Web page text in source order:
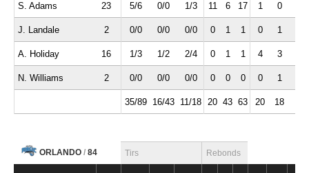
S. Adams 23 5/6 0/0 1/3 11 6 17 1 0
J. Landale 2 0/0 0/0 0/0 0 1 1 0 1
A. Holiday 16 1/3 1/2 2/4 0 1 1 4 3
N. Williams 2 0/0 0/0 0/0 0 0 0 0 1
35/89 16/43 11/18 20 43 63 20 18
ORLANDO / 84 Tirs Rebonds